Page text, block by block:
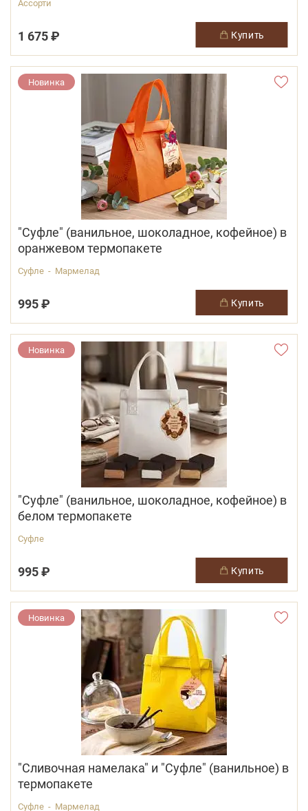
Ассорти
1 675 ₽ купить
Новинка
"Суфле" (ванильное, шоколадное, кофейное) в
оранжевом термопакете
Суфле - Мармелад
995 ₽ купить
Новинка
"Суфле" (ванильное, шоколадное, кофейное) в
белом термопакете
Суфле
995 ₽ купить
Новинка
"Сливочная намелака" и "Суфле" (ванильное) в
термопакете
Суфле - Мармелад